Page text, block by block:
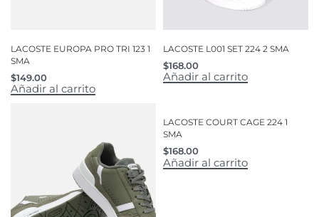
LACOSTE EUROPA PRO TRI 123 1
SMA
$149.00
Añadir al carrito
LACOSTE L001 SET 224 2 SMA
$168.00
Añadir al carrito
LACOSTE COURT CAGE 224 1
SMA
$168.00
Añadir al carrito